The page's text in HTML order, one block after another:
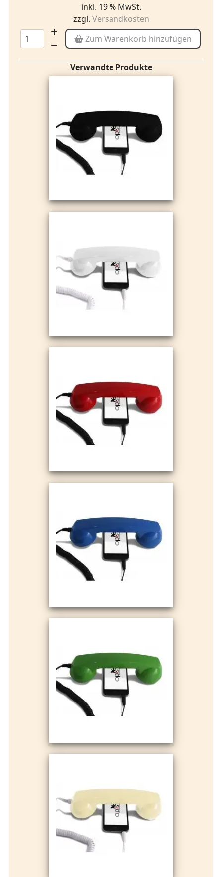
inkl. 19 % MwSt.
zzgl. Versandkosten
Zum Warenkorb hinzufügen
Verwandte Produkte